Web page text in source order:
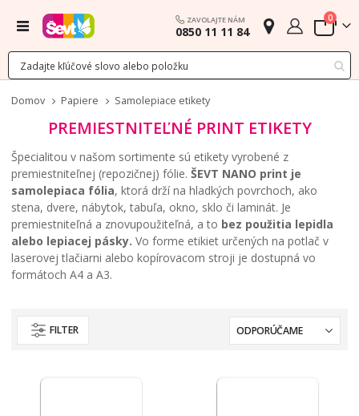
Menu ZAVOLAJTE NÁM
0850 11 11 84 Cart
0
Domov Papiere Samolepiace etikety
PREMIESTNITEĽNÉ PRINT ETIKETY
Špecialitou v našom sortimente sú etikety vyrobené z
premiestniteľnej (repozičnej) fólie. ŠEVT NANO print je
samolepiaca fólia, ktorá drží na hladkých povrchoch, ako
stena, dvere, nábytok, tabuľa, okno, sklo či laminát. Je
premiestniteľná a znovupoužiteľná, a to bez použitia lepidla
alebo lepiacej pásky. Vo forme etikiet určených na potlač v
laserovej tlačiarni alebo kopírovacom stroji je dostupná vo
formátoch A4 a A3.
FILTER